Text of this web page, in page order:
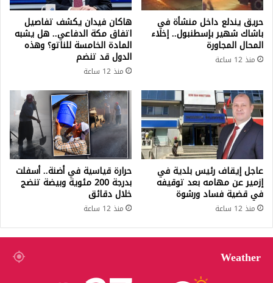
حريق يندلع داخل منشأة في
باشاك شهير بإسطنبول.. إخلاء
المحال المجاورة
منذ 12 ساعة
هاكان فيدان يكشف تفاصيل
اتفاق مكة الدفاعي.. هل يشبه
المادة الخامسة للناتو؟ وهذه
الدول قد تنضم
منذ 12 ساعة
عاجل إيقاف رئيس بلدية في
إزمير عن مهامه بعد توقيفه
في قضية فساد ورشوة
منذ 12 ساعة
حرارة قياسية في أضنة.. أسفلت
بدرجة 200 مئوية وبيضة تنضج
خلال دقائق
منذ 12 ساعة
Weather